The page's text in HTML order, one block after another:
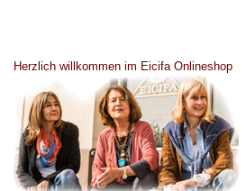
Herzlich willkommen im Eicifa Onlineshop